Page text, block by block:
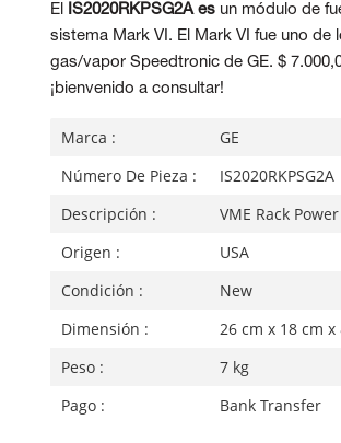
El IS2020RKPSG2A esun módulo de
sistema Mark VI. El Mark VI fue uno
gas/vapor Speedtronic de GE. $
¡bienvenido a consultar!
Marca :
GE
Número De Pieza :
IS2020RKPSG2A
Descripción :
VME Rack
Origen :
USA
Condición :
New
Dimensión :
26 cm x 18 cm x
Peso :
7 kg
Pago :
Bank Transfer